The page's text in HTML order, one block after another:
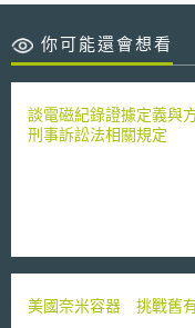
你可能還會想看
談電磁紀錄證據定義與
刑事訴訟法相關規定
美國奈米容器 挑戰舊